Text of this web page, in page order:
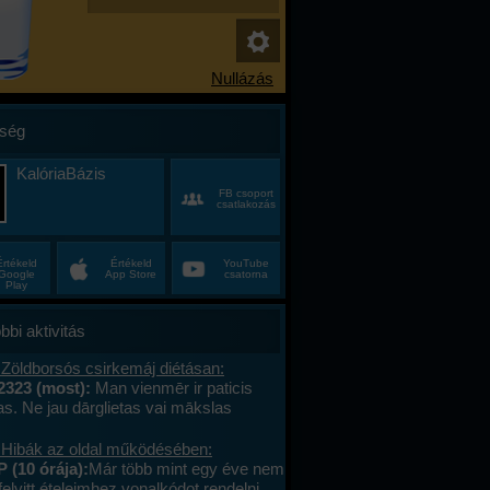
KalóriaBázis
FB csoport
csatlakozás
Play
Értékeld
App Store
YouTube
csatorna
aktivitás
csirkemáj diétásan:
(most): Man vienmēr ir paticis
Ne jau dārglietas vai mākslas
vērtības – stikla pērlītes no vecām
atradu lietotāju tirgū, koku lapas,
starp grāmatu lapām, un dažādas
az oldal működésében:
(10 órája):Már több mint egy éve nem